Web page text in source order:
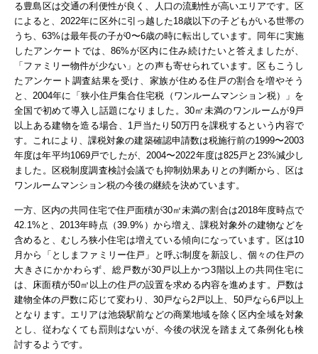
る豊島区は交通の利便性が良く、人口の流動性が高いエリアです。区
によると、2022年に区外に引っ越した18歳以下の子どもがいる世帯の
うち、63%は最年長の子が0〜6歳の時に転出しています。同年に実施
したアンケートでは、86%が区内に住み続けたいと答えましたが、
「ファミリー物件が少ない」との声も寄せられています。 区もこうし
たアンケート調査結果を受け、 家族が住める住戸の割合を増やそう
と、2004年に「狭小住戸集合住宅税（ワンルームマンション税）」を
全国で初めて導入し話題になりました。30㎡未満のワンルームが9戸
以上ある建物を造る場合、1戸当たり50万円を課税するという内容で
す。これにより、課税対象の建築確認申請数は税施行前の1999〜2003
年度は年平均1069戸でしたが、2004〜2022年度は825戸と23%減少し
ました。区税制度調査検討会議でも抑制効果ありとの判断から、区は
ワンルームマンション税の今後の継続を決めています。
一方、区内の共同住宅で住戸面積が30㎡未満の割合は2018年度時点で
42.1%と、2013年時点（39.9%）から増え、課税対象外の建物などを
含めると、むしろ狭小住宅は増えている傾向になっています。 区は10
月から「としまファミリー住戸」と呼ぶ制度を新設し、個々の住戸の
大きさにかかわらず、総戸数が30戸以上かつ3階以上の共同住宅に
は、床面積が50㎡以上の住戸の設置を求める内容を進めます。戸数は
建物全体の戸数に応じて変わり、30戸なら2戸以上、50戸なら6戸以上
となります。 エリアは池袋駅前などの商業地域を除く区内全域を対象
とし、従わなくても罰則はないが、今後の状況を踏まえて条例化も検
討するようです。